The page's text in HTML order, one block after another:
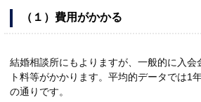
（１）費用がかかる
結婚相談所にもよりますが、一般的に入会
ト料等がかかります。平均的データでは1
の通りです。